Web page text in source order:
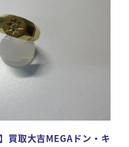
買取大吉MEGAドン・キ